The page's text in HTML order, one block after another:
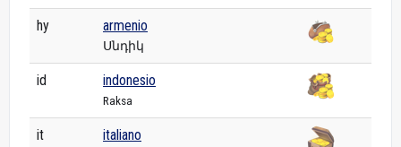
hy armenio
Սնդիկ
id indonesio
Raksa
it italiano